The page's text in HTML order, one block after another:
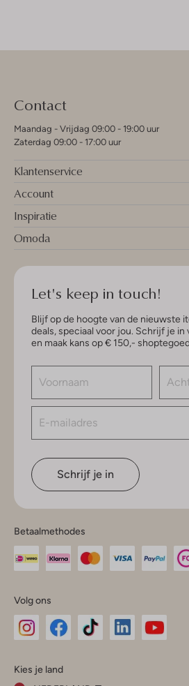
Contact
Maandag - Vrijdag 09:00 - 19:00 uur
Zaterdag 09:00 - 17:00 uur
Klantenservice
Account
Inspiratie
Omoda
Let's keep in touch!
Blijf op de hoogte van de nieuwste
deals, speciaal voor jou. Schrijf je
en maak kans op € 150,-
Schrijf je in
Betaalmethodes
Volg ons
InstagramFacebook
Kies je land